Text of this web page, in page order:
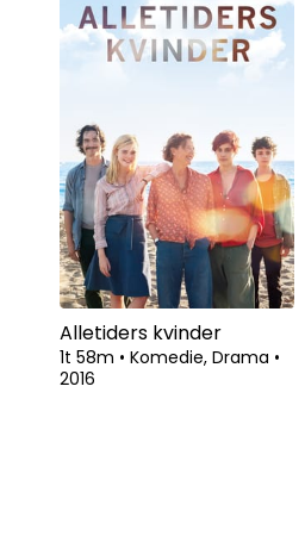
Alletiders kvinder
1t 58m • Komedie, Drama •
2016